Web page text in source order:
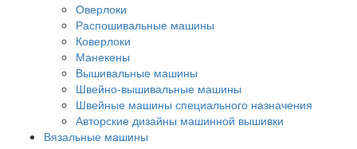
Оверлоки
Распошивальные машины
Коверлоки
Манекены
Вышивальные машины
Швейно-вышивальные машины
Швейные машины специального назначения
Авторские дизайны машинной вышивки
Вязальные машины